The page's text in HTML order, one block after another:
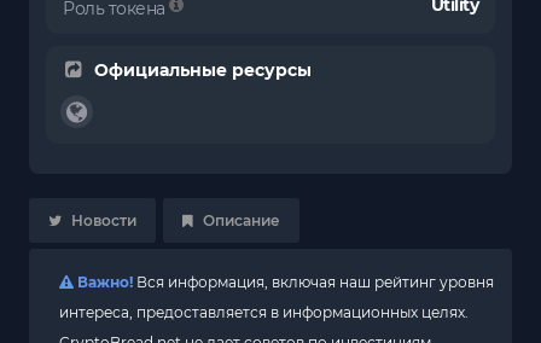
Роль токена
Utility
Официальные ресурсы
Новости Описание
Важно! Вся информация, включая наш рейтинг уровня
интереса, предоставляется в информационных целях.